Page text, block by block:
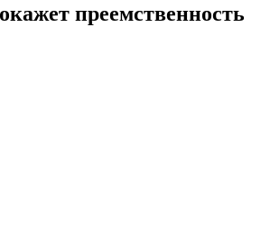
преемственность